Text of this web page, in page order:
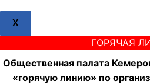
X
ГОРЯЧАЯ
Общественная палата
«горячую линию» по